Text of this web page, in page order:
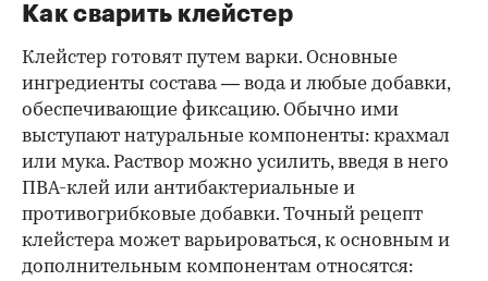
Как сварить клейстер
Клейстер готовят путем варки. Основные
ингредиенты состава — вода и любые добавки,
обеспечивающие фиксацию. Обычно ими
выступают натуральные компоненты: крахмал
или мука. Раствор можно усилить, введя в него
ПВА-клей или антибактериальные и
противогрибковые добавки. Точный рецепт
клейстера может варьироваться, к основным и
дополнительным компонентам относятся: